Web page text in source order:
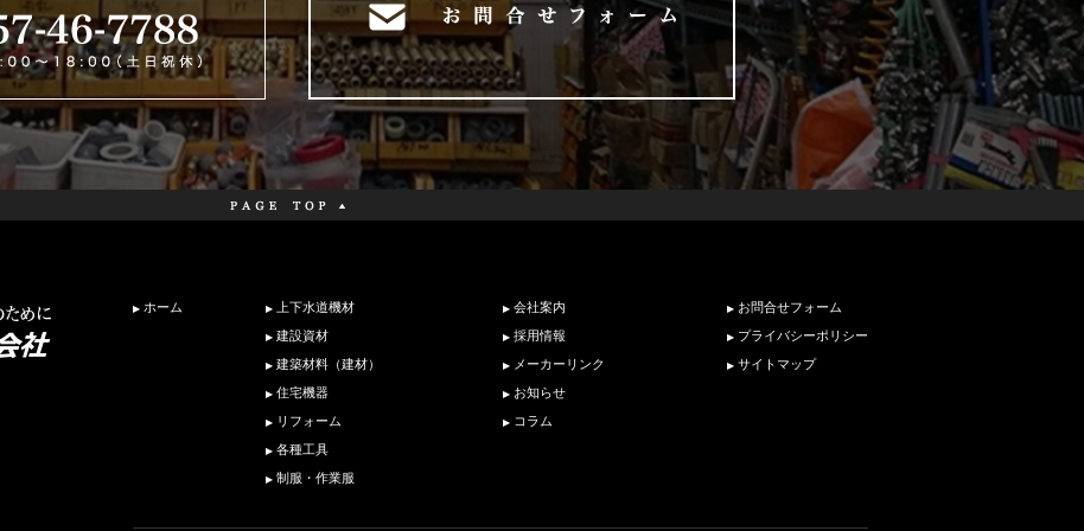
ホーム
上下水道機材
建設資材
建築材料（建材）
住宅機器
リフォーム
各種工具
制服・作業服
会社案内
採用情報
メーカーリンク
お知らせ
コラム
お問合せフォーム
プライバシーポリシー
サイトマップ